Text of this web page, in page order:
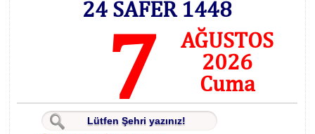
24 SAFER 1448
7
AĞUSTOS
2026
Cuma